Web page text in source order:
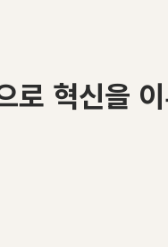
로 혁신을